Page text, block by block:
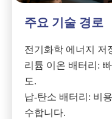
주요 기술 경로
전기화학 에너지 저
리튬 이온 배터리:
도.
납-탄소 배터리: 비
수합니다.